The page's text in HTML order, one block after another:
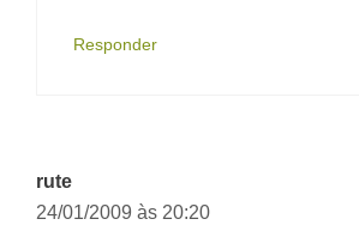
Responder
rute
24/01/2009 às 20:20